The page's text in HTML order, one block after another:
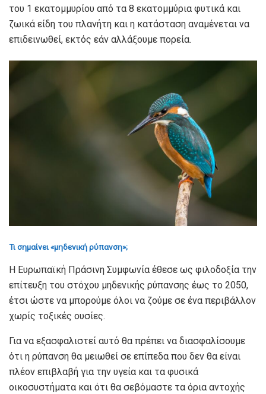
του 1 εκατομμυρίου από τα 8 εκατομμύρια φυτικά και
ζωικά είδη του πλανήτη και η κατάσταση αναμένεται να
επιδεινωθεί, εκτός εάν αλλάξουμε πορεία.
Τι σημαίνει «μηδενική ρύπανση»;
Η Ευρωπαϊκή Πράσινη Συμφωνία έθεσε ως φιλοδοξία την
επίτευξη του στόχου μηδενικής ρύπανσης έως το 2050,
έτσι ώστε να μπορούμε όλοι να ζούμε σε ένα περιβάλλον
χωρίς τοξικές ουσίες.
Για να εξασφαλιστεί αυτό θα πρέπει να διασφαλίσουμε
ότι η ρύπανση θα μειωθεί σε επίπεδα που δεν θα είναι
πλέον επιβλαβή για την υγεία και τα φυσικά
οικοσυστήματα και ότι θα σεβόμαστε τα όρια αντοχής